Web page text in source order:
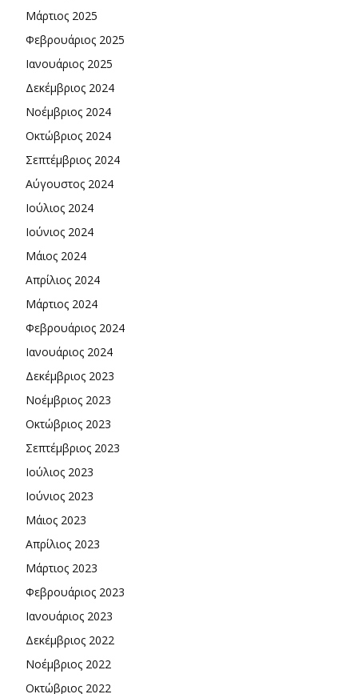
Μάρτιος 2025
Φεβρουάριος 2025
Ιανουάριος 2025
Δεκέμβριος 2024
Νοέμβριος 2024
Οκτώβριος 2024
Σεπτέμβριος 2024
Αύγουστος 2024
Ιούλιος 2024
Ιούνιος 2024
Μάιος 2024
Απρίλιος 2024
Μάρτιος 2024
Φεβρουάριος 2024
Ιανουάριος 2024
Δεκέμβριος 2023
Νοέμβριος 2023
Οκτώβριος 2023
Σεπτέμβριος 2023
Ιούλιος 2023
Ιούνιος 2023
Μάιος 2023
Απρίλιος 2023
Μάρτιος 2023
Φεβρουάριος 2023
Ιανουάριος 2023
Δεκέμβριος 2022
Νοέμβριος 2022
Οκτώβριος 2022